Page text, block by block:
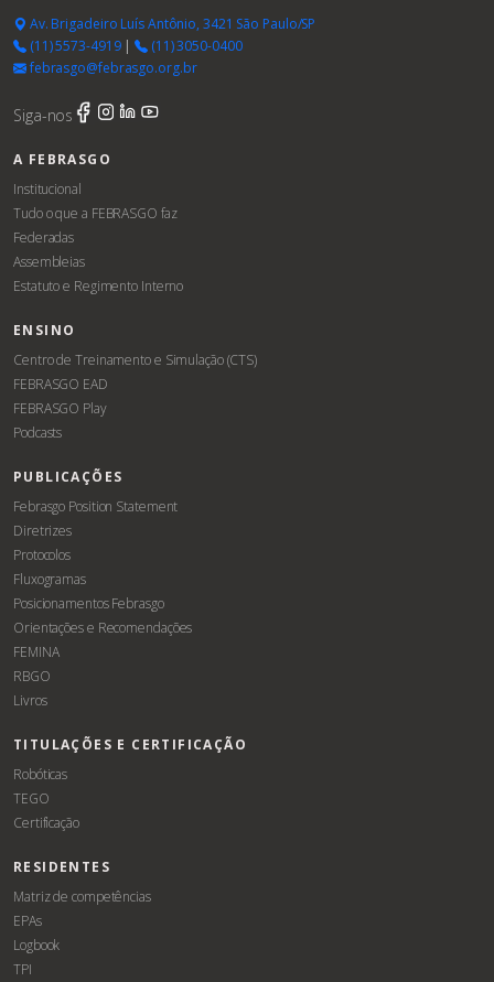
Av. Brigadeiro Luís Antônio, 3421 São Paulo/SP
(11) 5573-4919|
(11) 3050-0400
febrasgo@febrasgo.org.br
Siga-nos
A FEBRASGO
Institucional
Tudo o que a FEBRASGO faz
Federadas
Assembleias
Estatuto e Regimento Interno
ENSINO
Centro de Treinamento e Simulação (CTS)
FEBRASGO EAD
FEBRASGO Play
Podcasts
PUBLICAÇÕES
Febrasgo Position Statement
Diretrizes
Protocolos
Fluxogramas
Posicionamentos Febrasgo
Orientações e Recomendações
FEMINA
RBGO
Livros
TITULAÇÕES E CERTIFICAÇÃO
Robóticas
TEGO
Certificação
RESIDENTES
Matriz de competências
EPAs
Logbook
TPI